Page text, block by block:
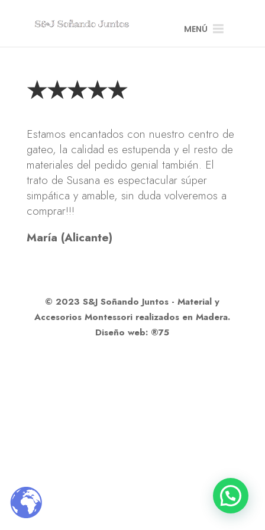
MENÚ
★★★★★
Estamos encantados con nuestro centro de
gateo, la calidad es estupenda y el resto de
materiales del pedido genial también. El
trato de Susana es espectacular súper
simpática y amable, sin duda volveremos a
comprar!!!
María (Alicante)
© 2023 S&J Soñando Juntos - Material y
Accesorios Montessori realizados en Madera.
Diseño web: ®75